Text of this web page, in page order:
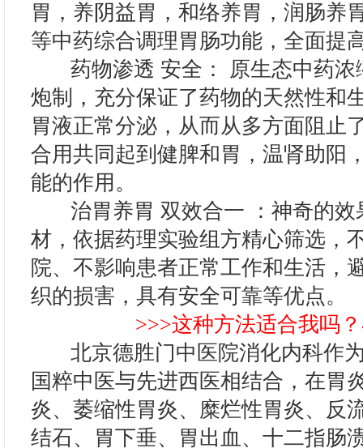
胃，养阴益胃，和络养胃，润肠养
等中药综合调理胃肠功能，全面提
药物渗透 安全： 原生态中药浓
炮制，充分保证了药物的天然性和
胃液正常分泌，从而从多方面阻止
合用共同起到健脾和胃，温肾助阳
能的作用。
治胃养胃 双效合一 ：神奇的效
材，依据药理实验组方精心筛选，
院、不影响患者正常工作和生活，
织的损害，具有安全可靠等优点。
>>>这种方法适合我吗
北京德胜门中医院消化内科作
国粹中医与先进西医相结合，在胃
炎、萎缩性胃炎、糜烂性胃炎、反
结石、胃下垂、胃出血、十二指肠